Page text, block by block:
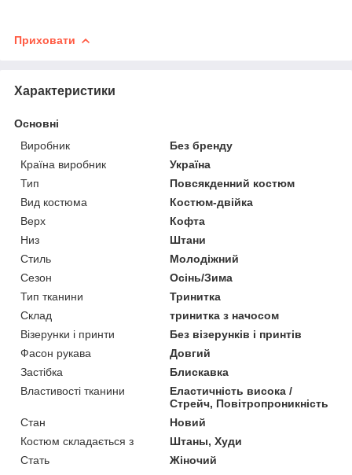
Приховати
Характеристики
Основні
Виробник
Без бренду
Країна виробник
Україна
Тип
Повсякденний костюм
Вид костюма
Костюм-двійка
Верх
Кофта
Низ
Штани
Стиль
Молодіжний
Сезон
Осінь/Зима
Тип тканини
Тринитка
Склад
тринитка з начосом
Візерунки і принти
Без візерунків і принтів
Фасон рукава
Довгий
Застібка
Блискавка
Властивості тканини
Еластичність висока /
Стрейч, Повітропроникність
Стан
Новий
Костюм складається з
Штаны, Худи
Стать
Жіночий